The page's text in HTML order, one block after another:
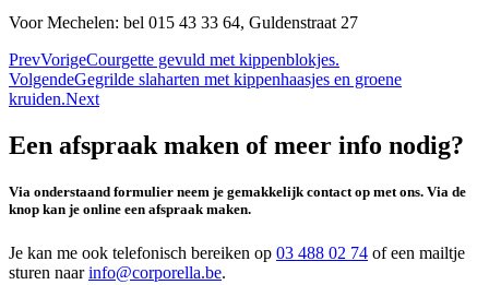
Voor Mechelen: bel 015 43 33 64, Guldenstraat 27
PrevVorigeCourgette gevuld met kippenblokjes.
VolgendeGegrilde slaharten met kippenhaasjes en groene
kruiden.Next
Een afspraak maken of meer info nodig?
Via onderstaand formulier neem je gemakkelijk contact op met ons. Via de
knop kan je online een afspraak maken.
Je kan me ook telefonisch bereiken op 03 488 02 74 of een mailtje
sturen naarinfo@corporella.be.